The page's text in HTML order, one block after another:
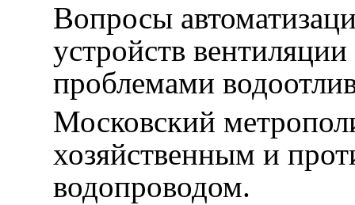
Вопросы
устройств
проблемами
Московский
хозяйственным и
водопроводом.